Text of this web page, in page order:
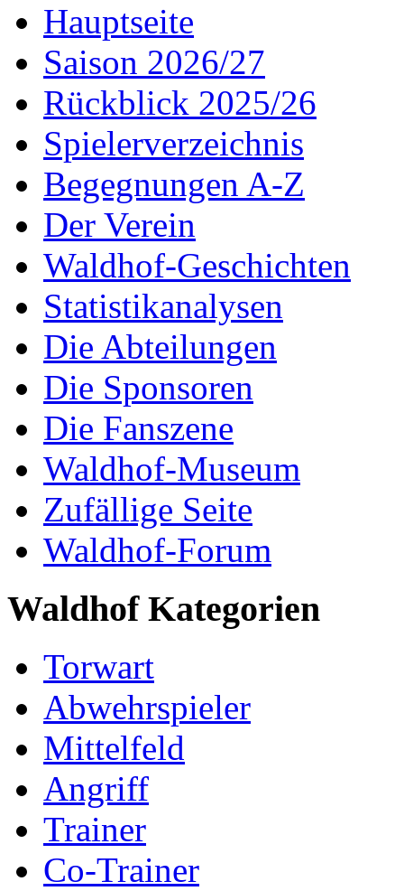
Hauptseite
Saison 2026/27
Rückblick 2025/26
Spielerverzeichnis
Begegnungen A-Z
Der Verein
Waldhof-Geschichten
Statistikanalysen
Die Abteilungen
Die Sponsoren
Die Fanszene
Waldhof-Museum
Zufällige Seite
Waldhof-Forum
Waldhof Kategorien
Torwart
Abwehrspieler
Mittelfeld
Angriff
Trainer
Co-Trainer